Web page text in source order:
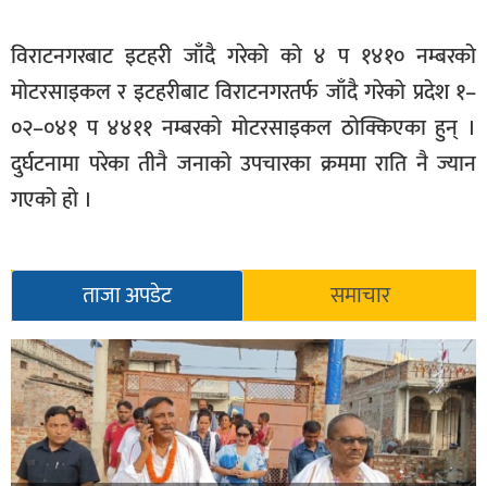
समाज
शिक्षा
विचार
स्वास्थ्य
विराटनगरबाट इटहरी जाँदै गरेको को ४ प १४१० नम्बरको
मोटरसाइकल र इटहरीबाट विराटनगरतर्फ जाँदै गरेको प्रदेश १–
०२–०४१ प ४४११ नम्बरको मोटरसाइकल ठोक्किएका हुन् ।
दुर्घटनामा परेका तीनै जनाको उपचारका क्रममा राति नै ज्यान
गएको हो ।
ताजा अपडेट समाचार